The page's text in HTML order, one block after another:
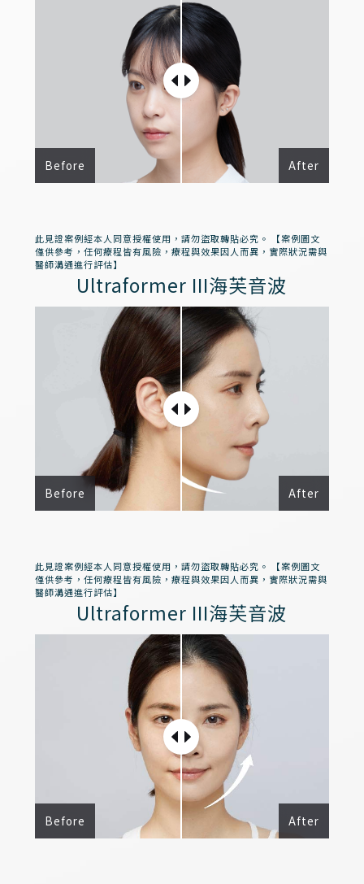
After
Before
此見證案例經本人同意授權使用，請勿盜取轉貼必究。 【案例圖文
僅供參考，任何療程皆有風險，療程與效果因人而異，實際狀況需與
醫師溝通進行評估】
Ultraformer III海芙音波
After
Before
此見證案例經本人同意授權使用，請勿盜取轉貼必究。 【案例圖文
僅供參考，任何療程皆有風險，療程與效果因人而異，實際狀況需與
醫師溝通進行評估】
Ultraformer III海芙音波
After
Before